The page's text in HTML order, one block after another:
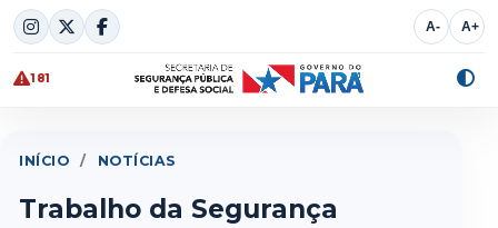
Skip
to
content
A- A+
181
INÍCIO / NOTÍCIAS
Trabalho da Segurança